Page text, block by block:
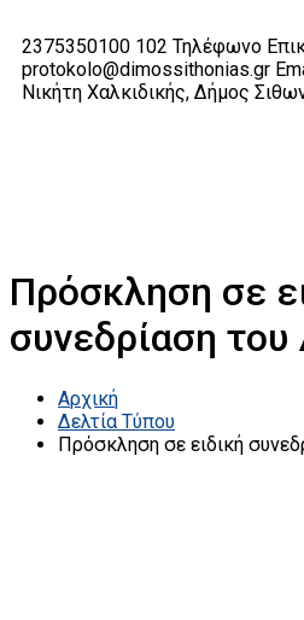
2375350100 102 Τηλέφωνο
protokolo@dimossithonias.gr
Νικήτη Χαλκιδικής, Δήμος
Πρόσκληση σε
συνεδρίαση
Αρχική
Δελτία Τύπου
Πρόσκληση σε ειδική